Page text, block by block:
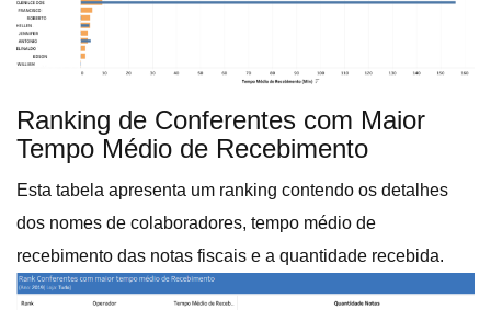
Ranking de Conferentes com Maior
Tempo Médio de Recebimento
Esta tabela apresenta um ranking contendo os detalhes
dos nomes de colaboradores, tempo médio de
recebimento das notas fiscais e a quantidade recebida.